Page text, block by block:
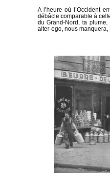
A l’heure où l’Occident
débâcle comparable à
du Grand-Nord, ta
alter-ego, nous